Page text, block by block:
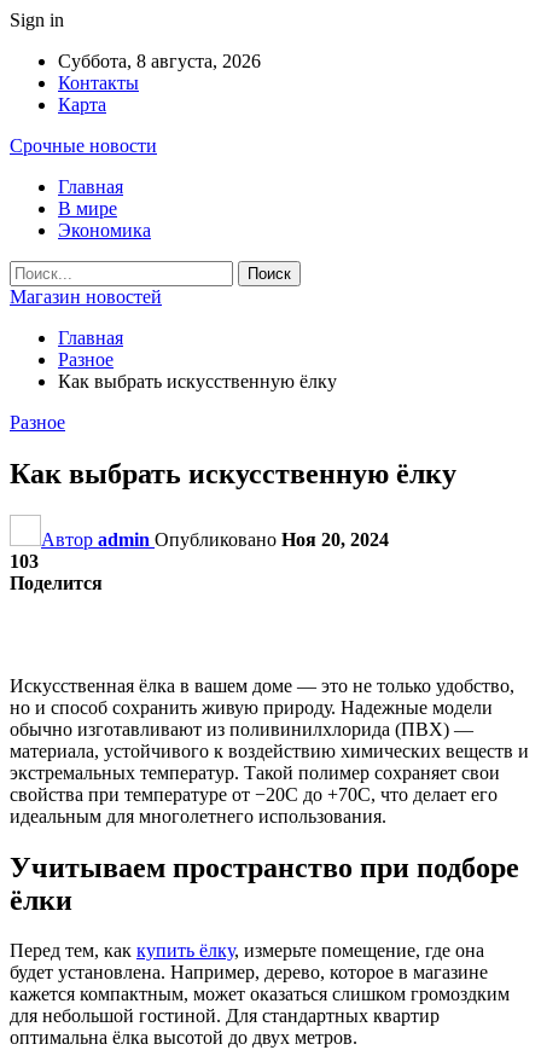
Sign in
Суббота, 8 августа, 2026
Контакты
Карта
Срочные новости
Главная
В мире
Экономика
Магазин новостей
Главная
Разное
Как выбрать искусственную ёлку
Разное
Как выбрать искусственную ёлку
Автор admin Опубликовано Ноя 20, 2024
103
Поделится
Искусственная ёлка в вашем доме — это не только удобство,
но и способ сохранить живую природу. Надежные модели
обычно изготавливают из поливинилхлорида (ПВХ) —
материала, устойчивого к воздействию химических веществ и
экстремальных температур. Такой полимер сохраняет свои
свойства при температуре от −20C до +70C, что делает его
идеальным для многолетнего использования.
Учитываем пространство при подборе
ёлки
Перед тем, как купить ёлку, измерьте помещение, где она
будет установлена. Например, дерево, которое в магазине
кажется компактным, может оказаться слишком громоздким
для небольшой гостиной. Для стандартных квартир
оптимальна ёлка высотой до двух метров.